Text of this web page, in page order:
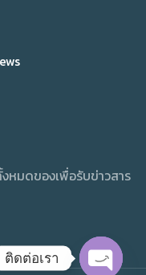
หมดของเพื่อรับข่าวสาร
ติดต่อเรา